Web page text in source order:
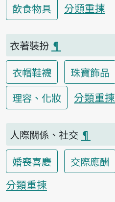
飲食物具
分類重揀
衣著裝扮 ¶
衣帽鞋襪
珠寶飾品
理容、化妝
分類重揀
人際關係、社交 ¶
婚喪喜慶
交際應酬
分類重揀